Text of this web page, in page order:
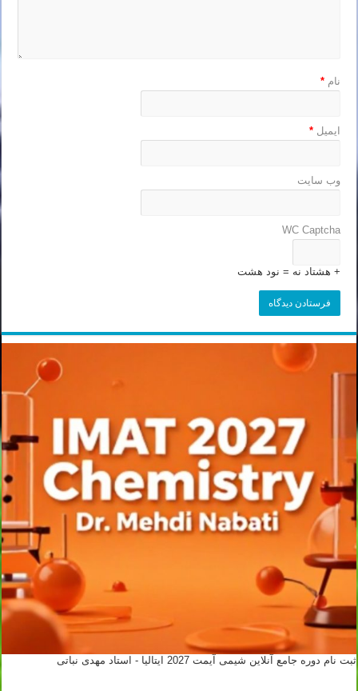
نام*
ایمیل*
وب‌ سایت
WC Captcha
+ هشتاد نه = نود هشت
ثبت نام دوره جامع آنلاین شیمی آیمت 2027 ایتالیا - استاد مهدی نباتی